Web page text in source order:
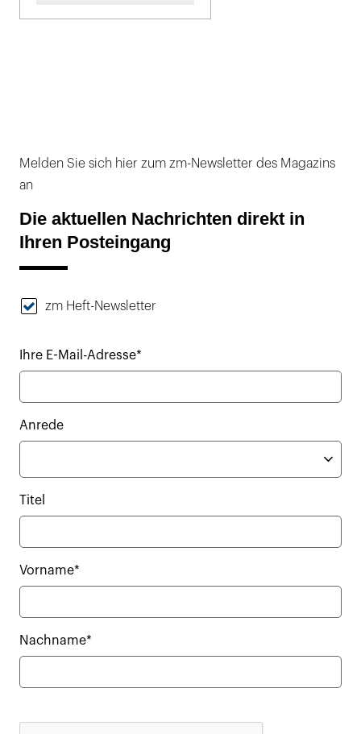
Melden Sie sich hier zum zm-Newsletter des Magazins
an
Die aktuellen Nachrichten direkt in
Ihren Posteingang
zm Heft-Newsletter
Ihre E-Mail-Adresse*
Anrede
Titel
Vorname*
Nachname*